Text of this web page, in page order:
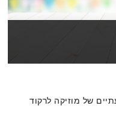
של מוזיקה לרקוד